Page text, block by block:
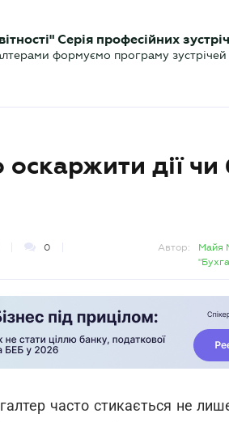
Аналітика Календар
Серія професійних
формуємо програму
дії чи
0 Автор:
Майя
часто стикається не